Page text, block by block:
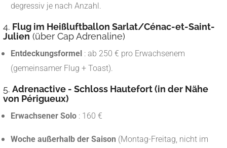
degressiv je nach Anzahl.
4. Flug im Heißluftballon Sarlat/Cénac-et-Saint-
Julien (über Cap Adrenaline)
Entdeckungsformel : ab 250 € pro Erwachsenem
(gemeinsamer Flug + Toast).
5. Adrenactive - Schloss Hautefort (in der Nähe
von Périgueux)
Erwachsener Solo : 160 €
Woche außerhalb der Saison (Montag-Freitag, nicht im